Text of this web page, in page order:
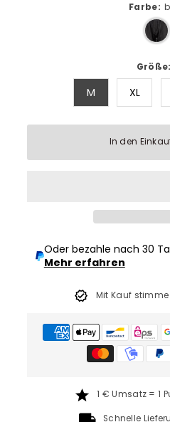
Farbe:
Größe:
M XL
In den
Oder bezahle nach 30
Mehr erfahren
Mit Kauf
1 € Umsatz = 1
Schnelle